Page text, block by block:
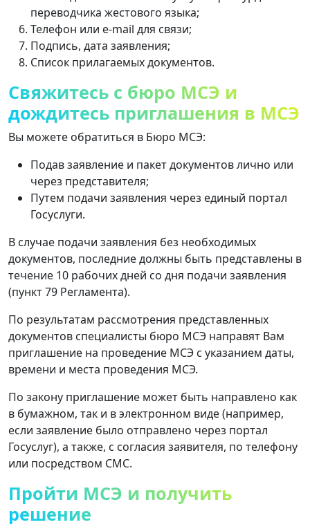
переводчика жестового языка;
Телефон или e-mail для связи;
Подпись, дата заявления;
Список прилагаемых документов.
Свяжитесь с бюро МСЭ и
дождитесь приглашения в МСЭ
Вы можете обратиться в Бюро МСЭ:
Подав заявление и пакет документов лично или
через представителя;
Путем подачи заявления через единый портал
Госуслуги.
В случае подачи заявления без необходимых
документов, последние должны быть представлены в
течение 10 рабочих дней со дня подачи заявления
(пункт 79 Регламента).
По результатам рассмотрения представленных
документов специалисты бюро МСЭ направят Вам
приглашение на проведение МСЭ с указанием даты,
времени и места проведения МСЭ.
По закону приглашение может быть направлено как
в бумажном, так и в электронном виде (например,
если заявление было отправлено через портал
Госуслуг), а также, с согласия заявителя, по телефону
или посредством СМС.
Пройти МСЭ и получить
решение